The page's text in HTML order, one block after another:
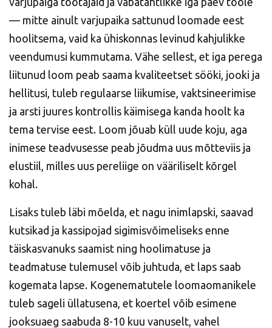
— mitte ainult varjupaika sattunud loomade eest
hoolitsema, vaid ka ühiskonnas levinud kahjulikke
veendumusi kummutama. Vähe sellest, et iga perega
liitunud loom peab saama kvaliteetset sööki, jooki ja
hellitusi, tuleb regulaarse liikumise, vaktsineerimise
ja arsti juures kontrollis käimisega kanda hoolt ka
tema tervise eest. Loom jõuab küll uude koju, aga
inimese teadvusesse peab jõudma uus mõtteviis ja
elustiil, milles uus pereliige on vääriliselt kõrgel
kohal.
Lisaks tuleb läbi mõelda, et nagu inimlapski, saavad
kutsikad ja kassipojad sigimisvõimeliseks enne
täiskasvanuks saamist ning hoolimatuse ja
teadmatuse tulemusel võib juhtuda, et laps saab
kogemata lapse. Kogenematutele loomaomanikele
tuleb sageli üllatusena, et koertel võib esimene
jooksuaeg saabuda 8-10 kuu vanuselt, vahel